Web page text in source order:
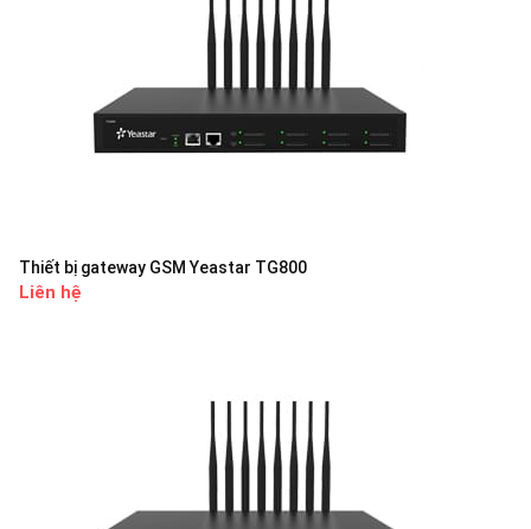
Thiết bị gateway GSM Yeastar TG800
Liên hệ